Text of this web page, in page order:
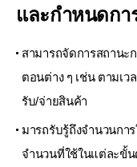
และกำหนดกา
สามารถจัดการสถานะ
ตอนต่าง ๆ เช่น ตามเว
รับ/จ่ายสินค้า
มารถรับรู้ถึงจำนวนกา
จำนวนที่ใช้ในแต่ละขั้